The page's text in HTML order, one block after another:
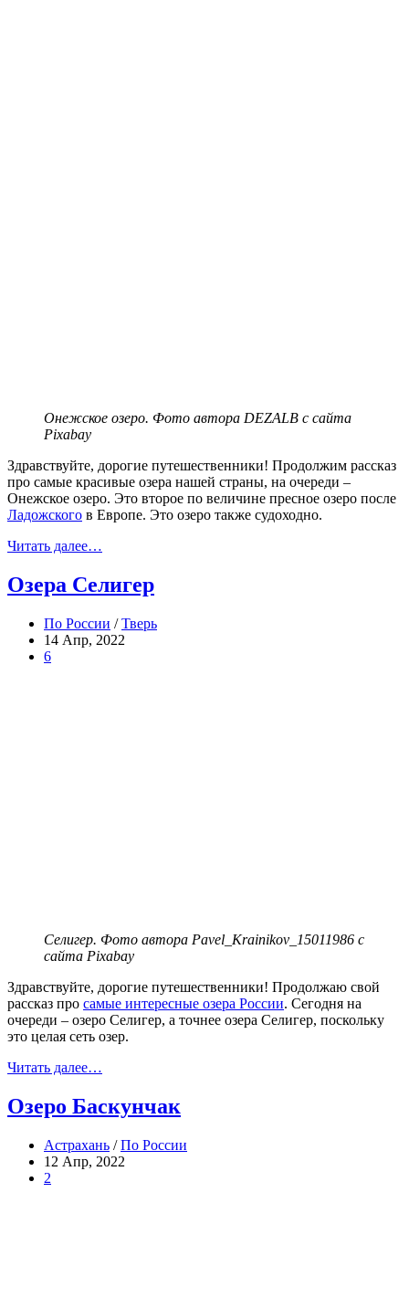
Онежское озеро. Фото автора DEZALB с сайта
Pixabay
Здравствуйте, дорогие путешественники! Продолжим рассказ
про самые красивые озера нашей страны, на очереди –
Онежское озеро. Это второе по величине пресное озеро после
Ладожского в Европе. Это озеро также судоходно.
Читать далее…
Озера Селигер
По России /Тверь
14 Апр, 2022
6
Селигер. Фото автора Pavel_Krainikov_15011986 с
сайта Pixabay
Здравствуйте, дорогие путешественники! Продолжаю свой
рассказ про самые интересные озера России. Сегодня на
очереди – озеро Селигер, а точнее озера Селигер, поскольку
это целая сеть озер.
Читать далее…
Озеро Баскунчак
Астрахань /По России
12 Апр, 2022
2